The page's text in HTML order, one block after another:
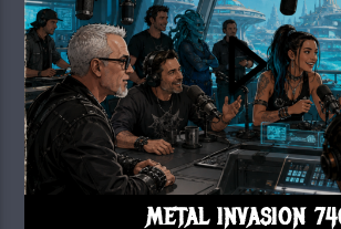
METAL INVASION